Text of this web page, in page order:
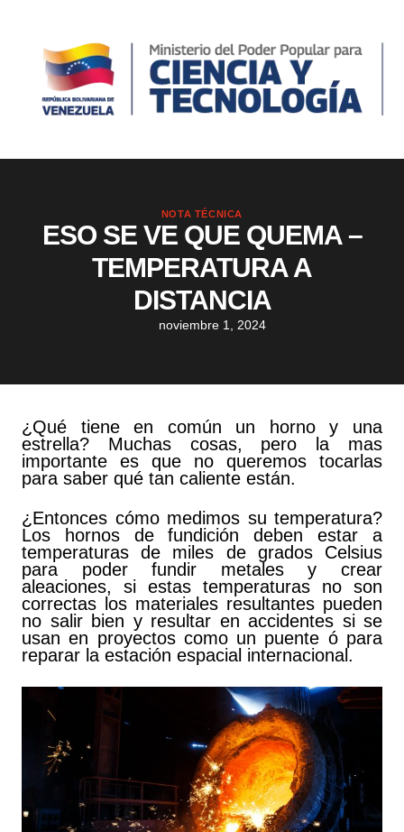
NOTA TÉCNICA
ESO SE VE QUE QUEMA –
TEMPERATURA A
DISTANCIA
noviembre 1, 2024
¿Qué tiene en común un horno y una
estrella? Muchas cosas, pero la mas
importante es que no queremos tocarlas
para saber qué tan caliente están.
¿Entonces cómo medimos su temperatura?
Los hornos de fundición deben estar a
temperaturas de miles de grados Celsius
para poder fundir metales y crear
aleaciones, si estas temperaturas no son
correctas los materiales resultantes pueden
no salir bien y resultar en accidentes si se
usan en proyectos como un puente ó para
reparar la estación espacial internacional.